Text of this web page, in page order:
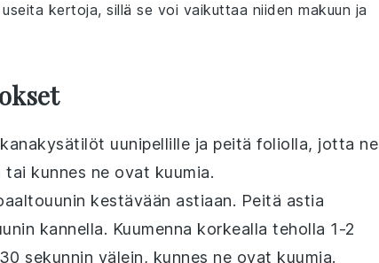
kertoja, sillä se voi vaikuttaa niiden makuun ja
kanakysätilöt uunipellille ja peitä foliolla, jotta ne
kunnes ne ovat kuumia.
kestävään astiaan. Peitä astia
kannella. Kuumenna korkealla teholla 1-2
sekunnin välein, kunnes ne ovat kuumia.